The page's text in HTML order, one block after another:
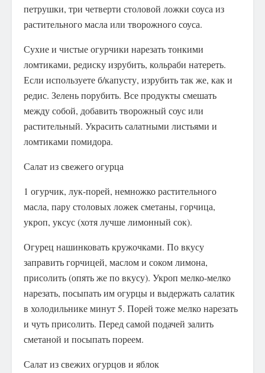
петрушки, три четверти столовой ложки соуса из
растительного масла или творожного соуса.
Сухие и чистые огурчики нарезать тонкими
ломтиками, редиску изрубить, кольраби натереть.
Если используете б/капусту, изрубить так же, как и
редис. Зелень порубить. Все продукты смешать
между собой, добавить творожный соус или
растительный. Украсить салатными листьями и
ломтиками помидора.
Салат из свежего огурца
1 огурчик, лук-порей, немножко растительного
масла, пару столовых ложек сметаны, горчица,
укроп, уксус (хотя лучше лимонный сок).
Огурец нашинковать кружочками. По вкусу
заправить горчицей, маслом и соком лимона,
присолить (опять же по вкусу). Укроп мелко-мелко
нарезать, посыпать им огурцы и выдержать салатик
в холодильнике минут 5. Порей тоже мелко нарезать
и чуть присолить. Перед самой подачей залить
сметаной и посыпать пореем.
Салат из свежих огурцов и яблок